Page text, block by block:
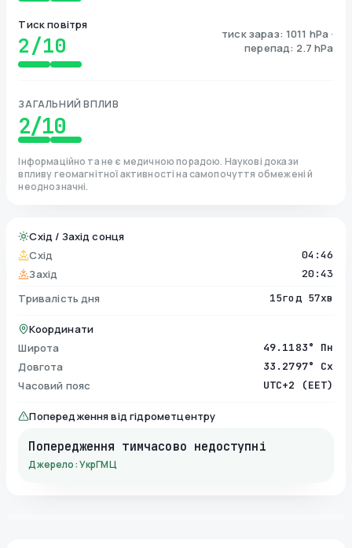
Тиск повітря
2/10
тиск зараз: 1011 hPa ·
перепад: 2.7 hPa
ЗАГАЛЬНИЙ ВПЛИВ
2/10
Інформаційно та не є медичною порадою. Наукові докази
впливу геомагнітної активності на самопочуття обмежені й
неоднозначні.
Схід / Захід сонця
Схід
04:46
Захід 20:43
Тривалість дня 15год 57хв
Координати
Широта
49.1183° Пн
Довгота 33.2797° Сх
Часовий пояс UTC+2 (EET)
Попередження від гідрометцентру
Попередження тимчасово недоступні
Джерело: УкрГМЦ